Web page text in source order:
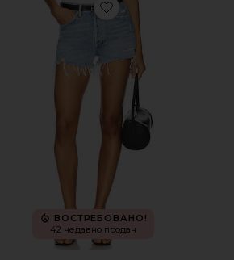
Favorite КЛАССИЧЕСКИЕ
ВОСТРЕБОВАНО!
42 недавно продан